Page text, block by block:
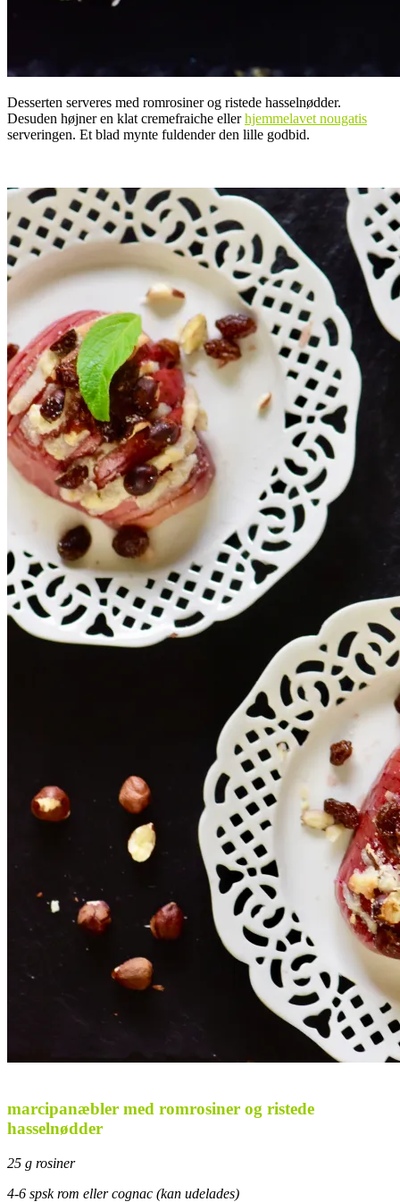
Desserten serveres med romrosiner og ristede hasselnødder.
Desuden højner en klat cremefraiche ellerhjemmelavet nougatis
serveringen. Et blad mynte fuldender den lille godbid.
marcipanæbler med romrosiner og ristede
hasselnødder
25 g rosiner
4-6 spsk rom eller cognac (kan udelades)